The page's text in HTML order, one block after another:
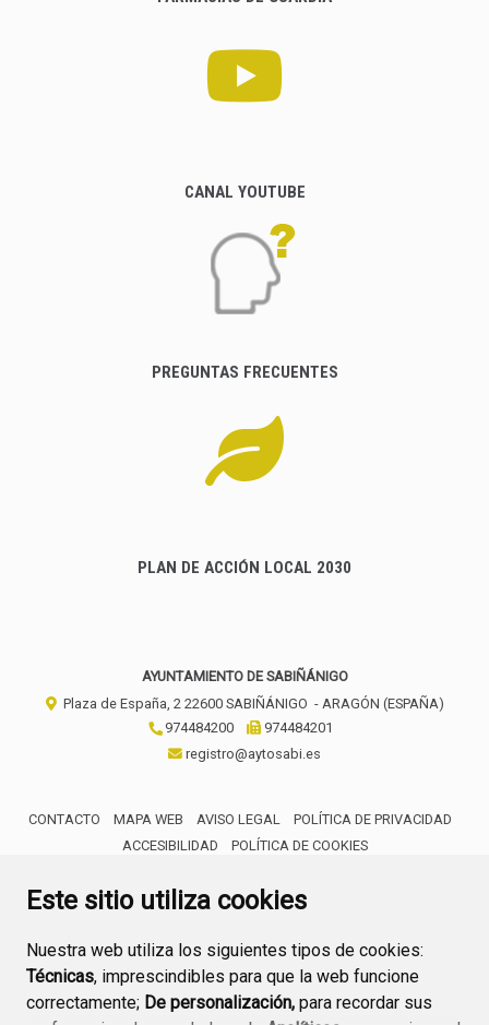
Este sitio utiliza cookies
Nuestra web utiliza los siguientes tipos de cookies:
Técnicas, imprescindibles para que la web funcione
correctamente; De personalización, para recordar sus
CANAL YOUTUBE
PREGUNTAS FRECUENTES
PLAN DE ACCIÓN LOCAL 2030
AYUNTAMIENTO DE SABIÑÁNIGO
Plaza de España, 2 22600 SABIÑÁNIGO - ARAGÓN (ESPAÑA)
974484200
974484201
registro@aytosabi.es
CONTACTO MAPA WEB AVISO LEGAL
POLÍTICA DE PRIVACIDAD
ACCESIBILIDAD
POLÍTICA DE COOKIES